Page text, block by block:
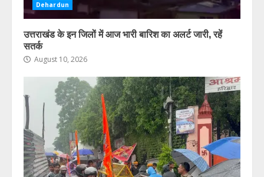
Dehardun
उत्तराखंड के इन जिलों में आज भारी बारिश का अलर्ट जारी, रहें
सतर्क
August 10, 2026